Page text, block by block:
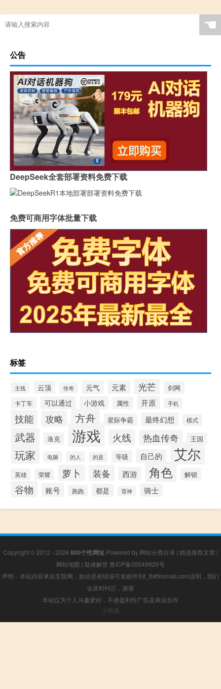
☚
公告
DeepSeek全套部署资料免费下载
免费可商用字体批量下载
标签
主线 云顶 传奇 元气 元素 光芒 剑网
卡丁车 可以通过 小游戏 属性 开原 手机
技能 攻略 方舟 星际争霸 最终幻想 模式
武器 洛克 游戏 火线 热血传奇 王国
玩家 电脑 的人 的是 等级 自己的 艾尔
英雄 荣耀 萝卜 装备 西游 角色 解锁
谷物 账号 跑跑 都是 雷神 骑士
Copyright © 2012 - 2026 800个性网址 Powered by 网站分类目录 | 精选推荐文章 |
网站地图 | 疑难解答 鲁ICP备05049929号
声明：本站内容来自互联网，如信息有错误可发邮件到f_fb#foxmail.com说明，我们
会及时纠正，谢谢
本站仅为个人兴趣爱好，不接盈利性广告及商业合作
小男孩